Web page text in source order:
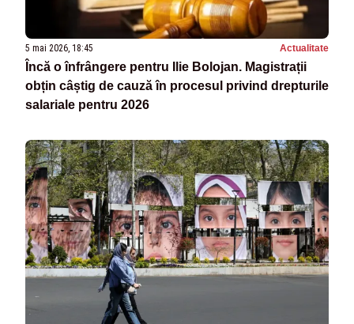
5 mai 2026, 18:45 Actualitate
Încă o înfrângere pentru Ilie Bolojan. Magistrații
obțin câștig de cauză în procesul privind drepturile
salariale pentru 2026